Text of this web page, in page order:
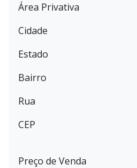
Área Privativa
Cidade
Estado
Bairro
Rua
CEP
Preço de Venda